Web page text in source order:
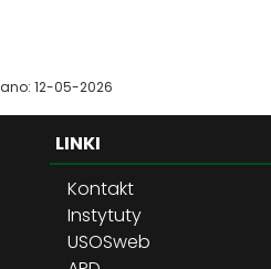
12-05-2026
LINKI
Kontakt
Instytuty
USOSweb